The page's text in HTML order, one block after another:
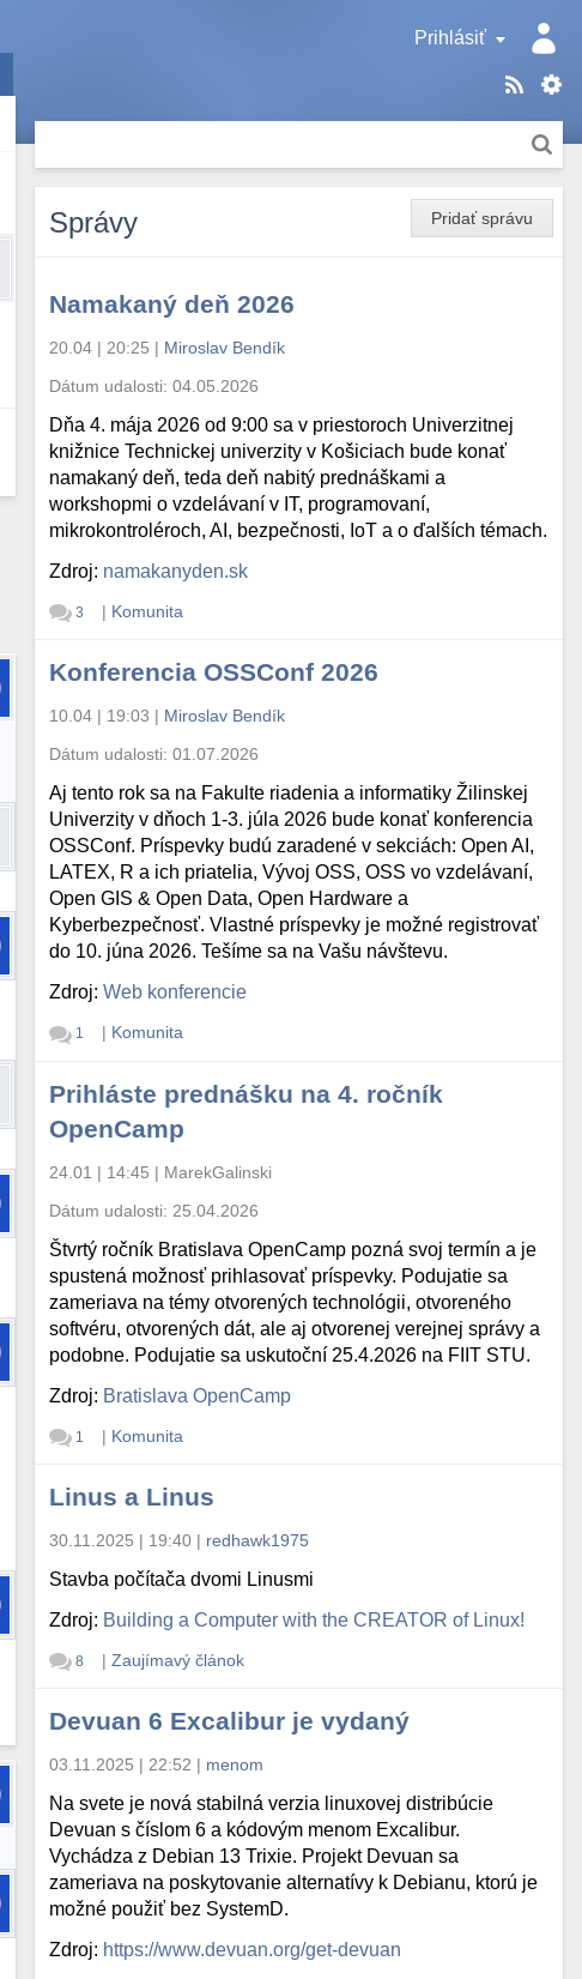
Prihlásiť
Pridať správu
Správy
Namakaný deň 2026
20.04 | 20:25 | Miroslav Bendík
Dátum udalosti:04.05.2026
Dňa 4. mája 2026 od 9:00 sa v priestoroch Univerzitnej
knižnice Technickej univerzity v Košiciach bude konať
namakaný deň, teda deň nabitý prednáškami a
workshopmi o vzdelávaní v IT, programovaní,
mikrokontroléroch, AI, bezpečnosti, IoT a o ďalších témach.
Zdroj: namakanyden.sk
3 | Komunita
Konferencia OSSConf 2026
10.04 | 19:03 | Miroslav Bendík
Dátum udalosti:01.07.2026
Aj tento rok sa na Fakulte riadenia a informatiky Žilinskej
Univerzity v dňoch 1-3. júla 2026 bude konať konferencia
OSSConf. Príspevky budú zaradené v sekciách: Open AI,
LATEX, R a ich priatelia, Vývoj OSS, OSS vo vzdelávaní,
Open GIS & Open Data, Open Hardware a
Kyberbezpečnosť. Vlastné príspevky je možné registrovať
do 10. júna 2026. Tešíme sa na Vašu návštevu.
Zdroj:Web konferencie
1 | Komunita
Prihláste prednášku na 4. ročník
OpenCamp
24.01 | 14:45 | MarekGalinski
Dátum udalosti: 25.04.2026
Štvrtý ročník Bratislava OpenCamp pozná svoj termín a je
spustená možnosť prihlasovať príspevky. Podujatie sa
zameriava na témy otvorených technológii, otvoreného
softvéru, otvorených dát, ale aj otvorenej verejnej správy a
podobne. Podujatie sa uskutoční 25.4.2026 na FIIT STU.
Zdroj: Bratislava OpenCamp
1 | Komunita
Linus a Linus
30.11.2025 | 19:40 | redhawk1975
Stavba počítača dvomi Linusmi
Zdroj: Building a Computer with the CREATOR of Linux!
8 | Zaujímavý článok
Devuan 6 Excalibur je vydaný
03.11.2025 | 22:52 | menom
Na svete je nová stabilná verzia linuxovej distribúcie
Devuan s číslom 6 a kódovým menom Excalibur.
Vychádza z Debian 13 Trixie. Projekt Devuan sa
zameriava na poskytovanie alternatívy k Debianu, ktorú je
možné použiť bez SystemD.
Zdroj: https://www.devuan.org/get-devuan